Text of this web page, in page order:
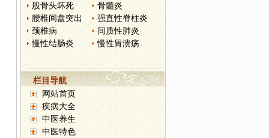
股骨头坏死
骨髓炎
腰椎间盘突出
强直性脊柱炎
颈椎病
间质性肺炎
慢性结肠炎
慢性胃溃疡
栏目导航
网站首页
疾病大全
中医养生
中医特色